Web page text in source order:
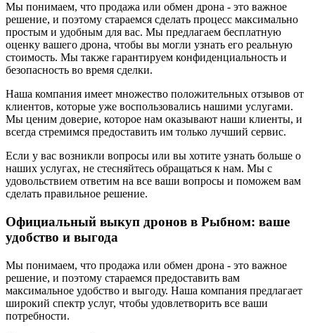
Мы понимаем, что продажа или обмен дрона - это важное
решение, и поэтому стараемся сделать процесс максимально
простым и удобным для вас. Мы предлагаем бесплатную
оценку вашего дрона, чтобы вы могли узнать его реальную
стоимость. Мы также гарантируем конфиденциальность и
безопасность во время сделки.
Наша компания имеет множество положительных отзывов от
клиентов, которые уже воспользовались нашими услугами.
Мы ценим доверие, которое нам оказывают наши клиенты, и
всегда стремимся предоставить им только лучший сервис.
Если у вас возникли вопросы или вы хотите узнать больше о
наших услугах, не стесняйтесь обращаться к нам. Мы с
удовольствием ответим на все ваши вопросы и поможем вам
сделать правильное решение.
Официальный выкуп дронов в Рыбном: ваше
удобство и выгода
Мы понимаем, что продажа или обмен дрона - это важное
решение, и поэтому стараемся предоставить вам
максимальное удобство и выгоду. Наша компания предлагает
широкий спектр услуг, чтобы удовлетворить все ваши
потребности.